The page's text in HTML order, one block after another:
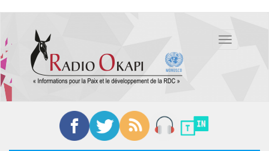
contenu
principal
Toggle